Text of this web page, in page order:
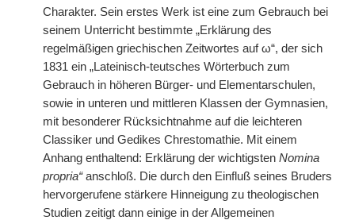
Charakter. Sein erstes Werk ist eine zum Gebrauch bei
seinem Unterricht bestimmte „Erklärung des
regelmäßigen griechischen Zeitwortes auf ω“, der sich
1831 ein „Lateinisch-teutsches Wörterbuch zum
Gebrauch in höheren Bürger- und Elementarschulen,
sowie in unteren und mittleren Klassen der Gymnasien,
mit besonderer Rücksichtnahme auf die leichteren
Classiker und Gedikes Chrestomathie. Mit einem
Anhang enthaltend: Erklärung der wichtigsten Nomina
propria“anschloß. Die durch den Einfluß seines Bruders
hervorgerufene stärkere Hinneigung zu theologischen
Studien zeitigt dann einige in der Allgemeinen